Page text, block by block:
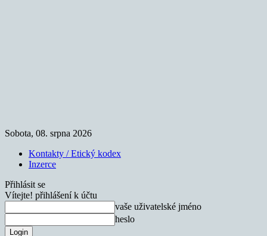
Sobota, 08. srpna 2026
Kontakty / Etický kodex
Inzerce
Přihlásit se
Vítejte! přihlášení k účtu
vaše uživatelské jméno
heslo